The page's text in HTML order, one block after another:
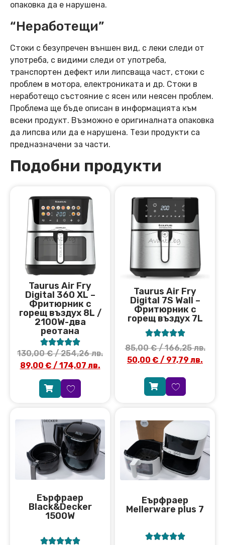
опаковка да е нарушена.
“Неработещи”
Стоки с безупречен външен вид, с леки следи от
употреба, с видими следи от употреба,
транспортен дефект или липсваща част, стоки с
проблем в мотора, електрониката и др. Стоки в
неработещо състояние с ясен или неясен проблем.
Проблема ще бъде описан в информацията към
всеки продукт. Възможно е оригиналната опаковка
да липсва или да е нарушена. Тези продукти са
предназначени за части.
Подобни продукти
Taurus Air Fry
Digital 360 XL –
Фритюрник с
горещ въздух 8L /
2100W-два
реотана

130,00€/ 254,26 лв.
89,00 € / 174,07 лв.
Taurus Air Fry
Digital 7S Wall –
Фритюрник с
горещ въздух 7L

85,00€/ 166,25 лв.
50,00 € / 97,79 лв.
Еърфраер
Black&Decker
1500W

Еърфраер
Мellerware plus 7
